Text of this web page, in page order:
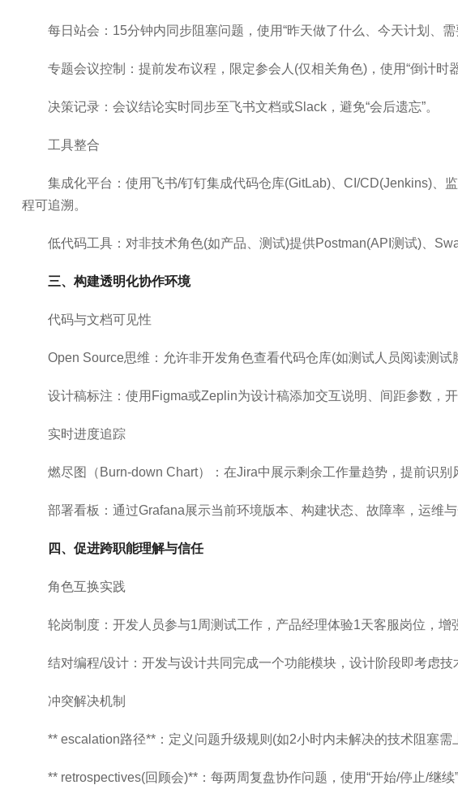
每日站会：15分钟内同步阻塞问题，使用“昨天做了什么、今天计划、需
专题会议控制：提前发布议程，限定参会人(仅相关角色)，使用“倒计时
决策记录：会议结论实时同步至飞书文档或Slack，避免“会后遗忘”。
工具整合
集成化平台：使用飞书/钉钉集成代码仓库(GitLab)、CI/CD(Jenkins)
程可追溯。
低代码工具：对非技术角色(如产品、测试)提供Postman(API测试)、
三、构建透明化协作环境
代码与文档可见性
Open Source思维：允许非开发角色查看代码仓库(如测试人员阅读测试
设计稿标注：使用Figma或Zeplin为设计稿添加交互说明、间距参数，
实时进度追踪
燃尽图（Burn-down Chart）：在Jira中展示剩余工作量趋势，提前识别
部署看板：通过Grafana展示当前环境版本、构建状态、故障率，运维
四、促进跨职能理解与信任
角色互换实践
轮岗制度：开发人员参与1周测试工作，产品经理体验1天客服岗位，增
结对编程/设计：开发与设计共同完成一个功能模块，设计阶段即考虑技
冲突解决机制
** escalation路径**：定义问题升级规则(如2小时内未解决的技术阻塞需
** retrospectives(回顾会)**：每两周复盘协作问题，使用“开始/停止/继